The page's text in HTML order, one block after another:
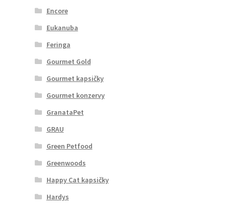
Encore
Eukanuba
Feringa
Gourmet Gold
Gourmet kapsičky
Gourmet konzervy
GranataPet
GRAU
Green Petfood
Greenwoods
Happy Cat kapsičky
Hardys